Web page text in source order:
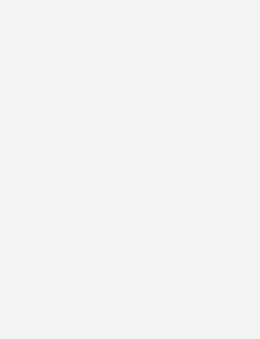
Stornierungen
befragten Unternehmen davon